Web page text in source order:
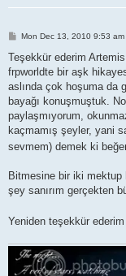
P
s
Mon Dec 13, 2010 9:53 am
Teşekkür ederim
frpworldte bir aşk
aslında çok hoşuma da
bayağı konuşmuştuk.
paylaşmıyorum,
kaçmamış şeyler, yani
sevmem) demek ki
Bitmesine bir iki mektup
şey sanırım gerçekten
Yeniden teşekkür ederim